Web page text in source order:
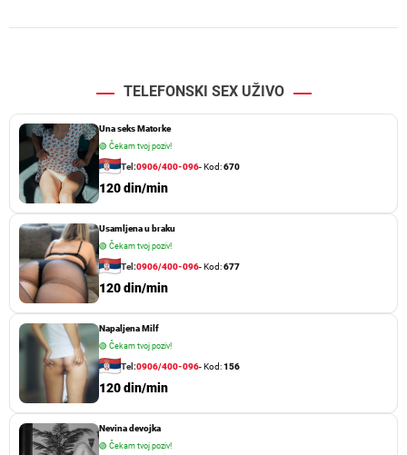
TELEFONSKI SEX UŽIVO
Una seks Matorke
🟢 Čekam tvoj poziv!
Tel:0906/400-096- Kod:670
120 din/min
Usamljena u braku
🟢 Čekam tvoj poziv!
Tel:0906/400-096- Kod:677
120 din/min
Napaljena Milf
🟢 Čekam tvoj poziv!
Tel:0906/400-096- Kod:156
120 din/min
Nevina devojka
🟢 Čekam tvoj poziv!